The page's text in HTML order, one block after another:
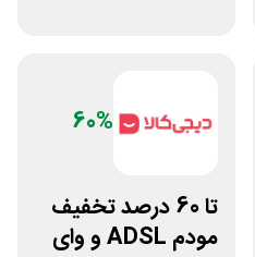
60%
تا 60 درصد تخفیف
مودم ADSL و وای